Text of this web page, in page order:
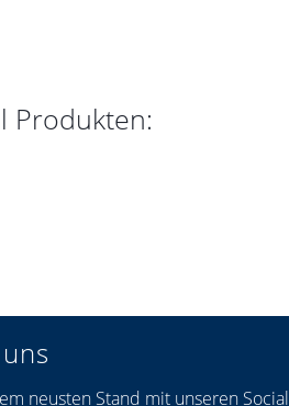
Produkten:
neusten Stand mit unseren Social